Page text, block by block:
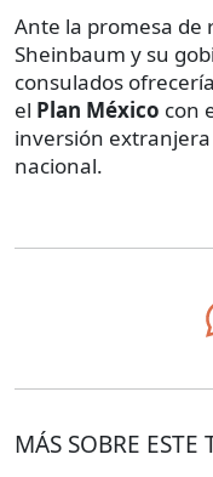
Ante la promesa de
Sheinbaum y su
consulados
el Plan México con
inversión
nacional.
MÁS SOBRE ESTE